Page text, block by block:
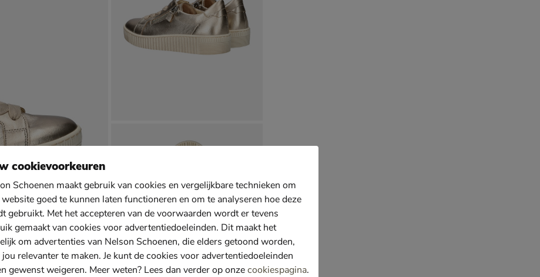
cookievoorkeuren
Schoenen maakt gebruik van cookies en vergelijkbare technieken om
website goed te kunnen laten functioneren en om te analyseren hoe deze
gebruikt. Met het accepteren van de voorwaarden wordt er tevens
gemaakt van cookies voor advertentiedoeleinden. Dit maakt het
om advertenties van Nelson Schoenen, die elders getoond worden,
relevanter te maken. Je kunt de cookies voor advertentiedoeleinden
gewenst weigeren. Meer weten? Lees dan verder op onzecookiespagina.